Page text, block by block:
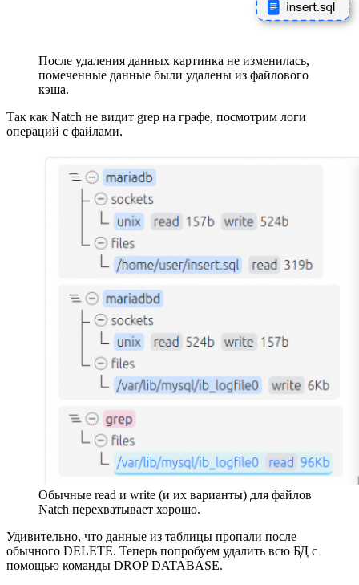
После удаления данных картинка не изменилась,
помеченные данные были удалены из файлового
кэша.
Так как Natch не видит grep на графе, посмотрим логи
операций с файлами.
Обычные read и write (и их варианты) для файлов
Natch перехватывает хорошо.
Удивительно, что данные из таблицы пропали после
обычного DELETE. Теперь попробуем удалить всю БД с
помощью команды DROP DATABASE.